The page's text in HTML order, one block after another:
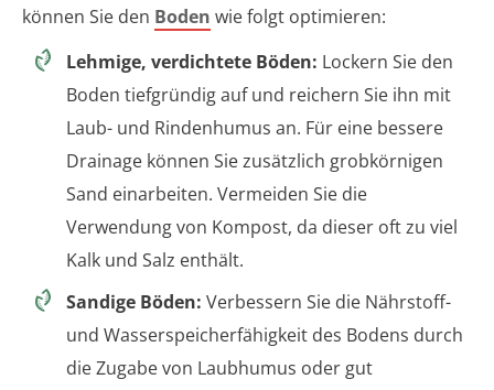
können Sie den Boden wie folgt optimieren:
Lehmige, verdichtete Böden: Lockern Sie den
Boden tiefgründig auf und reichern Sie ihn mit
Laub- und Rindenhumus an. Für eine bessere
Drainage können Sie zusätzlich grobkörnigen
Sand einarbeiten. Vermeiden Sie die
Verwendung von Kompost, da dieser oft zu viel
Kalk und Salz enthält.
Sandige Böden: Verbessern Sie die Nährstoff-
und Wasserspeicherfähigkeit des Bodens durch
die Zugabe von Laubhumus oder gut